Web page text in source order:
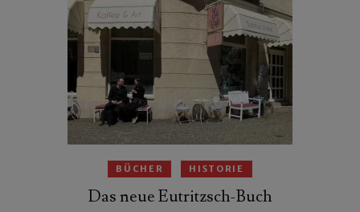
BÜCHER HISTORIE
Das neue Eutritzsch-Buch